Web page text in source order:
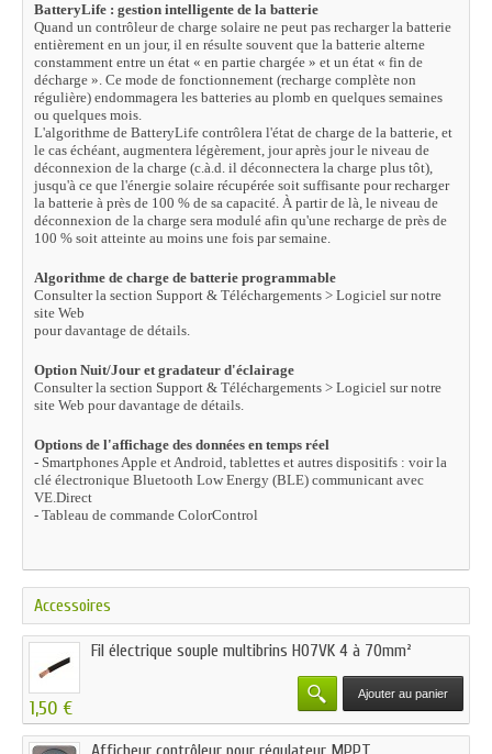
BatteryLife : gestion intelligente de la batterie
Quand un contrôleur de charge solaire ne peut pas recharger la batterie
entièrement en un jour, il en résulte souvent que la batterie alterne
constamment entre un état « en partie chargée » et un état « fin de
décharge ». Ce mode de fonctionnement (recharge complète non
régulière) endommagera les batteries au plomb en quelques semaines
ou quelques mois.
L'algorithme de BatteryLife contrôlera l'état de charge de la batterie, et
le cas échéant, augmentera légèrement, jour après jour le niveau de
déconnexion de la charge (c.à.d. il déconnectera la charge plus tôt),
jusqu'à ce que l'énergie solaire récupérée soit suffisante pour recharger
la batterie à près de 100 % de sa capacité. À partir de là, le niveau de
déconnexion de la charge sera modulé afin qu'une recharge de près de
100 % soit atteinte au moins une fois par semaine.
Algorithme de charge de batterie programmable
Consulter la section Support & Téléchargements > Logiciel sur notre
site Web
pour davantage de détails.
Option Nuit/Jour et gradateur d'éclairage
Consulter la section Support & Téléchargements > Logiciel sur notre
site Web pour davantage de détails.
Options de l'affichage des données en temps réel
- Smartphones Apple et Android, tablettes et autres dispositifs : voir la
clé électronique Bluetooth Low Energy (BLE) communicant avec
VE.Direct
- Tableau de commande ColorControl
Accessoires
Fil électrique souple multibrins H07VK 4 à 70mm²
1,50 €
Ajouter au panier